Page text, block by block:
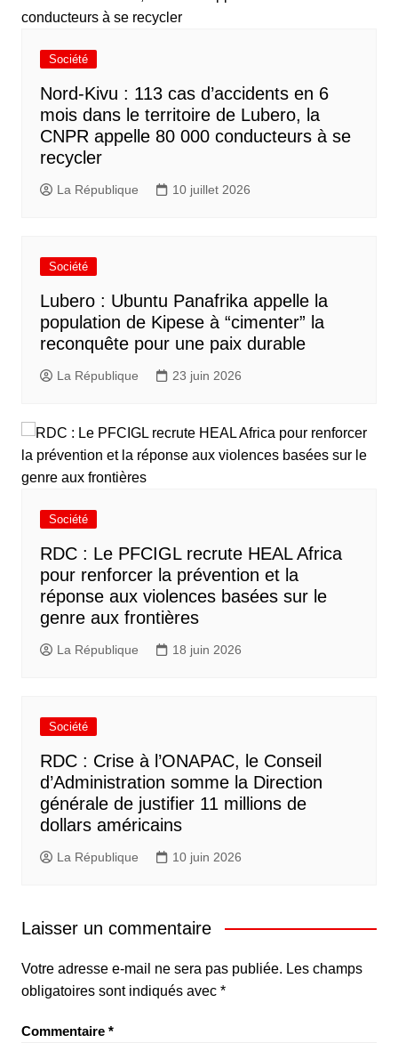
Société
Nord-Kivu : 113 cas d’accidents en 6
mois dans le territoire de Lubero, la
CNPR appelle 80 000 conducteurs à se
recycler
La République 10 juillet 2026
Société
Lubero : Ubuntu Panafrika appelle la
population de Kipese à “cimenter” la
reconquête pour une paix durable
La République 23 juin 2026
Société
RDC : Le PFCIGL recrute HEAL Africa
pour renforcer la prévention et la
réponse aux violences basées sur le
genre aux frontières
La République 18 juin 2026
Société
RDC : Crise à l’ONAPAC, le Conseil
d’Administration somme la Direction
générale de justifier 11 millions de
dollars américains
La République 10 juin 2026
Laisser un commentaire
Votre adresse e-mail ne sera pas publiée. Les champs
obligatoires sont indiqués avec *
Commentaire *